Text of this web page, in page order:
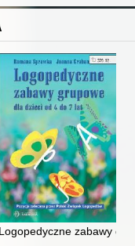
Logopedyczne zabawy